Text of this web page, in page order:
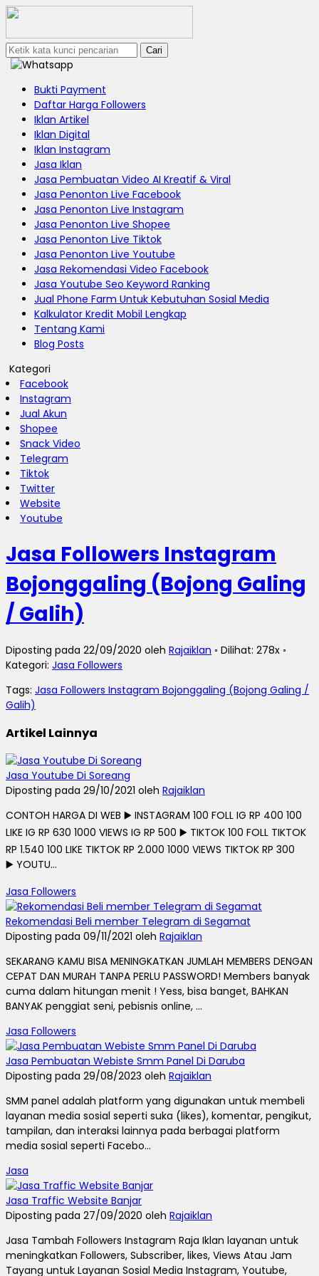
Cari
Bukti Payment
Daftar Harga Followers
Iklan Artikel
Iklan Digital
Iklan Instagram
Jasa Iklan
Jasa Pembuatan Video AI Kreatif & Viral
Jasa Penonton Live Facebook
Jasa Penonton Live Instagram
Jasa Penonton Live Shopee
Jasa Penonton Live Tiktok
Jasa Penonton Live Youtube
Jasa Rekomendasi Video Facebook
Jasa Youtube Seo Keyword Ranking
Jual Phone Farm Untuk Kebutuhan Sosial Media
Kalkulator Kredit Mobil Lengkap
Tentang Kami
Blog Posts
Kategori
Facebook
Instagram
Jual Akun
Shopee
Snack Video
Telegram
Tiktok
Twitter
Website
Youtube
Jasa Followers Instagram
Bojonggaling (Bojong Galing
/ Galih)
Diposting pada 22/09/2020 oleh Rajaiklan ◦ Dilihat: 278x ◦
Kategori: Jasa Followers
Tags: Jasa Followers Instagram Bojonggaling (Bojong Galing /
Galih)
Artikel Lainnya
Jasa Youtube Di Soreang
Diposting pada 29/10/2021 oleh Rajaiklan
CONTOH HARGA DI WEB ▶️ INSTAGRAM 100 FOLL IG RP 400 100
LIKE IG RP 630 1000 VIEWS IG RP 500 ▶️ TIKTOK 100 FOLL TIKTOK
RP 1.540 100 LIKE TIKTOK RP 2.000 1000 VIEWS TIKTOK RP 300
▶️ YOUTU...
Jasa Followers
Rekomendasi Beli member Telegram di Segamat
Diposting pada 09/11/2021 oleh Rajaiklan
SEKARANG KAMU BISA MENINGKATKAN JUMLAH MEMBERS DENGAN
CEPAT DAN MURAH TANPA PERLU PASSWORD! Members banyak
cuma dalam hitungan menit ! Yess, bisa banget, BAHKAN
BANYAK penggiat seni, pebisnis online, ...
Jasa Followers
Jasa Pembuatan Webiste Smm Panel Di Daruba
Diposting pada 29/08/2023 oleh Rajaiklan
SMM panel adalah platform yang digunakan untuk membeli
layanan media sosial seperti suka (likes), komentar, pengikut,
tampilan, dan interaksi lainnya pada berbagai platform
media sosial seperti Facebo...
Jasa
Jasa Traffic Website Banjar
Diposting pada 27/09/2020 oleh Rajaiklan
Jasa Tambah Followers Instagram Raja Iklan layanan untuk
meningkatkan Followers, Subscriber, likes, Views Atau Jam
Tayang untuk Layanan Sosial Media Instagram, Youtube,